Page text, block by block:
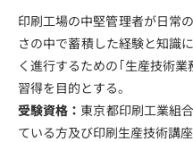
印刷工場の中堅管理者が日常
さの中で蓄積した経験と知識
く進行するための｢生産技術
習得を目的とする。
受験資格： 東京都印刷工業組
ている方及び印刷生産技術講座